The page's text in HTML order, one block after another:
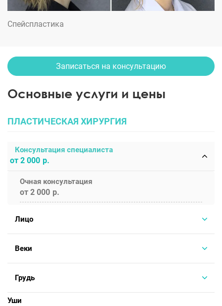
Спейспластика
Записаться на консультацию
Основные услуги и цены
ПЛАСТИЧЕСКАЯ ХИРУРГИЯ
Консультация специалиста
от 2 000
Очная консультация
от 2 000
Лицо
Веки
Грудь
Уши